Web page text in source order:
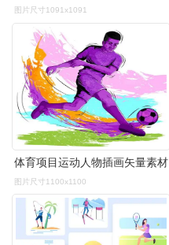
图片尺寸1091x1091
体育项目运动人物插画矢量素材
图片尺寸1100x1100